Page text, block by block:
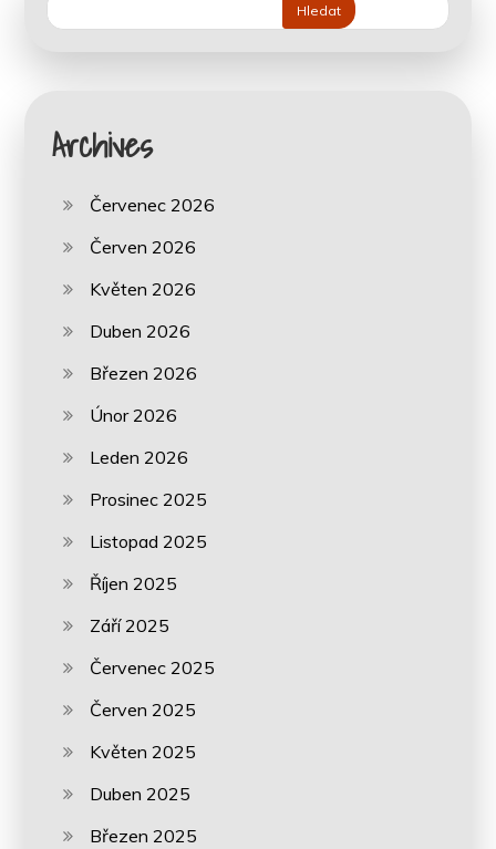
Hledat
Archives
Červenec 2026
Červen 2026
Květen 2026
Duben 2026
Březen 2026
Únor 2026
Leden 2026
Prosinec 2025
Listopad 2025
Říjen 2025
Září 2025
Červenec 2025
Červen 2025
Květen 2025
Duben 2025
Březen 2025